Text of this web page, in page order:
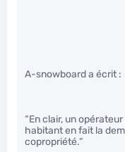
A-snowboard a écrit :
“En clair, un
habitant en fait la
copropriété.”